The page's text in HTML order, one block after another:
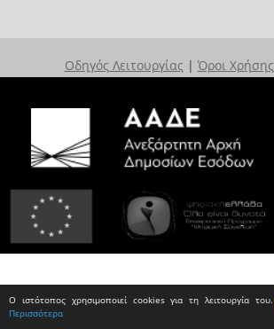
Ο ιστότοπος χρησιμοποιεί cookies για τη λειτουργία του.
Περισσότερα
Οδηγός Λειτουργίας | Όροι Χρήσης